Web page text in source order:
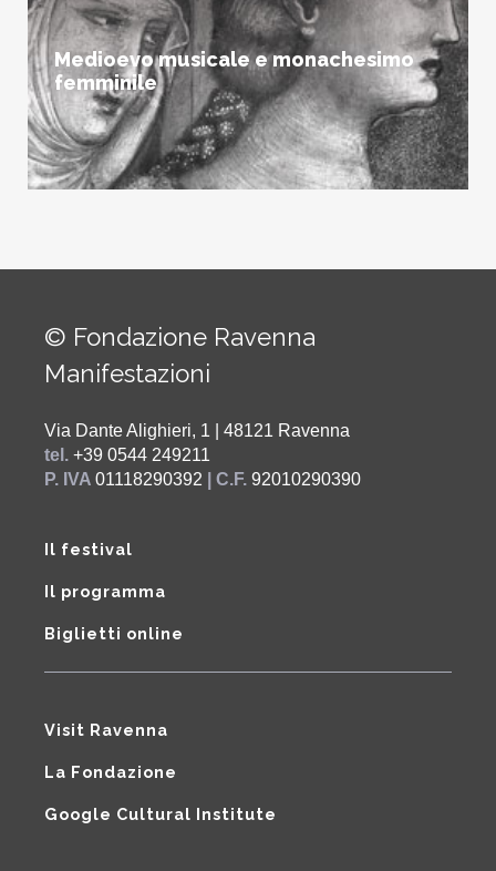
Medioevo musicale e monachesimo
femminile
© Fondazione Ravenna
Manifestazioni
Via Dante Alighieri, 1 | 48121 Ravenna
tel. +39 0544 249211
P. IVA 01118290392 | C.F. 92010290390
Il festival
Il programma
Biglietti online
Visit Ravenna
La Fondazione
Google Cultural Institute